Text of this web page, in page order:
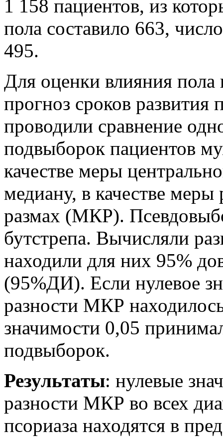
1 158 пациентов, из
пола составило 663,
495.
Для оценки влияния пола
прогноз сроков развития
проводили сравнение
подвыборок пациентов
качестве меры
медиану, в качестве
размах (МКР).
бутстрепа. Вычисляли
находили для них 95%
(95%ДИ). Если нулевое
разности МКР
значимости 0,05
подвыборок.
Результаты: нулевые
разности МКР во всех
псориаза находятся в